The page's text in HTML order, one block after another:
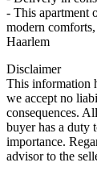
- This apartment
modern
Haarlem
Disclaimer
This information
we accept no
consequences.
buyer has a duty
importance.
advisor to the